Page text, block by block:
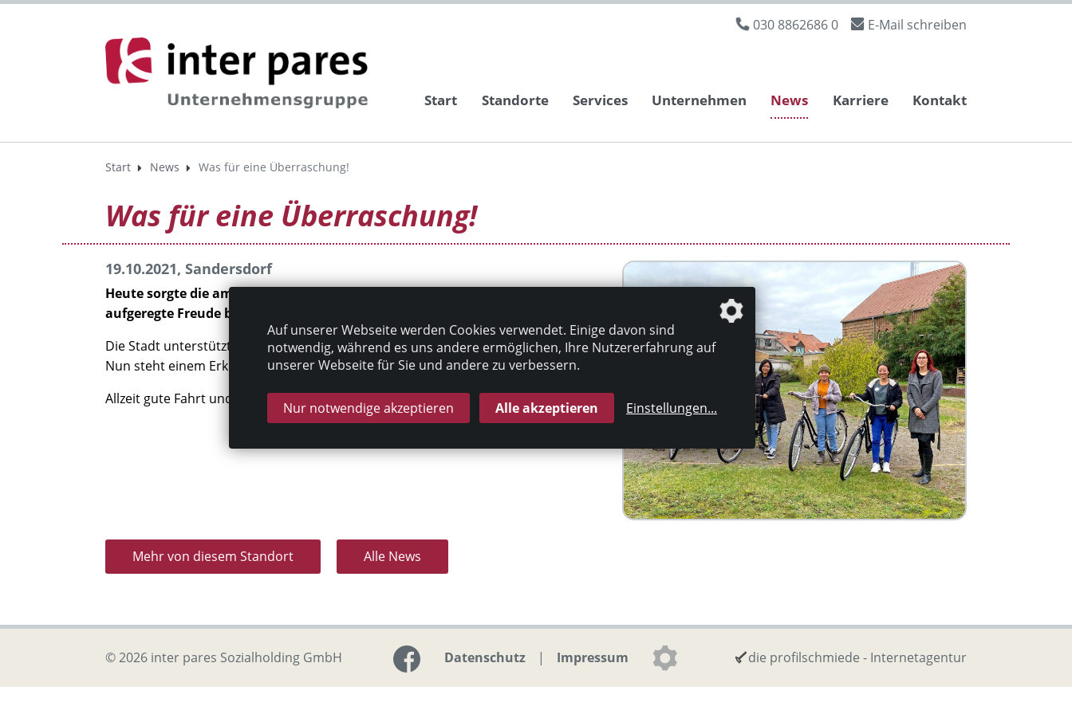
030 8862686 0 E-Mail schreiben
Start Standorte Services Unternehmen News Karriere Kontakt
Start News Was für eine Überraschung!
Was für eine Überraschung!
19.10.2021, Sandersdorf
Heute sorgte die amtierende Bürgermeisterin Frau Montag für
aufgeregte Freude bei unseren Azubis aus El Salvador.
Die Stadt unterstützt unsere Mädels mit vier nagelneuen Fahrrädern.
Nun steht einem Erkunden der Region nichts mehr entgegen.
Allzeit gute Fahrt und vielen Dank an die Stadt Sandersdorf-Brehna!
Mehr von diesem Standort Alle News
© 2026 inter pares Sozialholding GmbH Datenschutz | Impressum die profilschmiede - Internetagentur
Auf unserer Webseite werden Cookies verwendet. Einige davon sind
notwendig, während es uns andere ermöglichen, Ihre Nutzererfahrung auf
unserer Webseite für Sie und andere zu verbessern.
Nur notwendige akzeptieren Alle akzeptieren Einstellungen...